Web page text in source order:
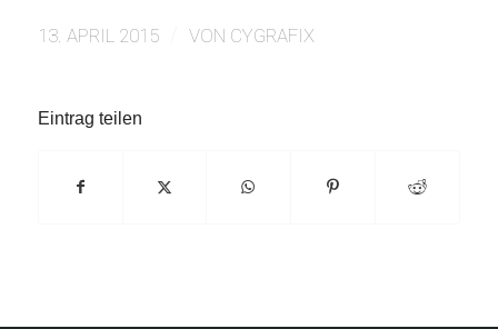
13. APRIL 2015 VON CYGRAFIX
Eintrag teilen